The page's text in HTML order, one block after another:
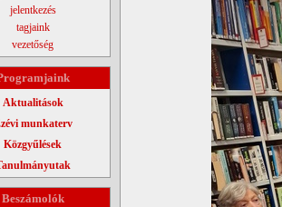
jelentkezés
tagjaink
vezetőség
Aktualitások
munkaterv
Közgyűlések
Beszámolók